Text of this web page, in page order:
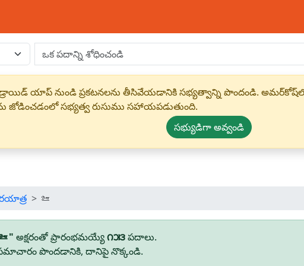
యాప్ నుండి ప్రకటనలను తీసివేయడానికి సభ్యత్వాన్ని పొందండి.
జోడించడంలో సభ్యత్వ రుసుము సహాయపడుతుంది.
సభ్యుడిగా అవ్వండి
ஊ
అక్షరంతో ప్రారంభమయ్యే౧౫౩పదాలు.
సమాచారం పొందడానికి, దానిపై నొక్కండి.